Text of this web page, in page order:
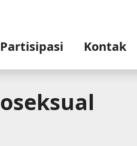
Partisipasi Kontak